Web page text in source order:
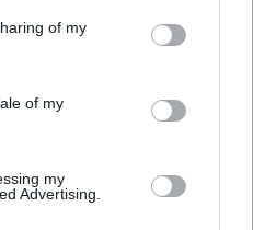
behaviour. You may click to
and its third-party tags to
purposes in below Google
of my
of my
my
Advertising.